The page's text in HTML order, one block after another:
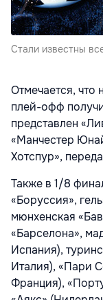
Стали известны
Отмечается, что
плей-офф
представлен
«Манчестер
Хотспур»,
Также в 1/8
«Боруссия»,
мюнхенская
«Барселона»,
Испания),
Италия), «Пари
Франция),